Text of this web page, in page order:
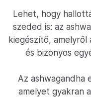
Lehet, hogy
szeded is: az
kiegészítő,
és bizonyos
Az ashwagandha
amelyet gyakran